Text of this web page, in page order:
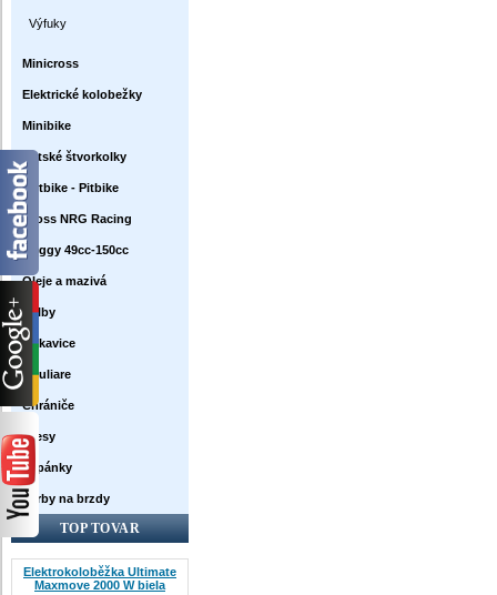
Výfuky
Minicross
Elektrické kolobežky
Minibike
Detské štvorkolky
Dirtbike - Pitbike
Cross NRG Racing
Buggy 49cc-150cc
Oleje a mazivá
Prilby
Rukavice
Okuliare
Chrániče
Dresy
Topánky
Farby na brzdy
TOP TOVAR
Elektrokoloběžka Ultimate
Maxmove 2000 W biela